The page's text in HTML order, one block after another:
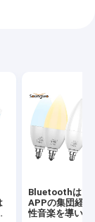
Bluetoothは電
APPの集団経営
性音楽を導いた